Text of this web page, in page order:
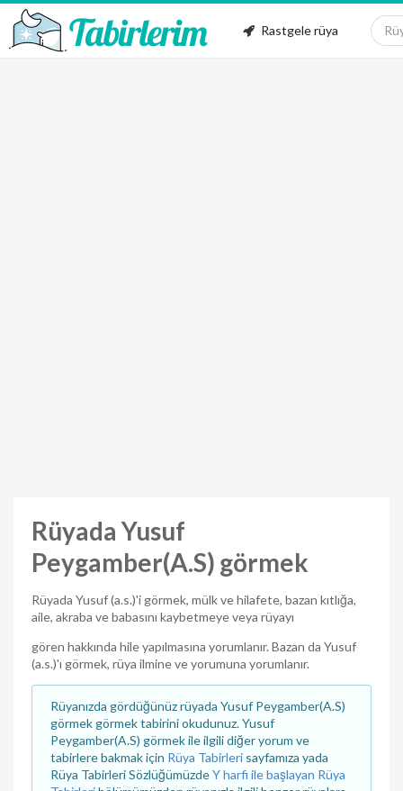
Rastgele rüya
Rüyada Yusuf
Peygamber(A.S) görmek
Rüyada Yusuf (a.s.)'i görmek, mülk ve hilafete, bazan kıtlığa,
aile, akraba ve babasını kaybetmeye veya rüyayı
gören hakkında hile yapılmasına yorumlanır. Bazan da Yusuf
(a.s.)'ı görmek, rüya ilmine ve yorumuna yorumlanır.
Rüyanızda gördüğünüz rüyada Yusuf Peygamber(A.S)
görmek görmek tabirini okudunuz. Yusuf
Peygamber(A.S) görmek ile ilgili diğer yorum ve
tabirlere bakmak için Rüya Tabirleri sayfamıza yada
Rüya Tabirleri SözlüğümüzdeY harfi ile başlayan Rüya